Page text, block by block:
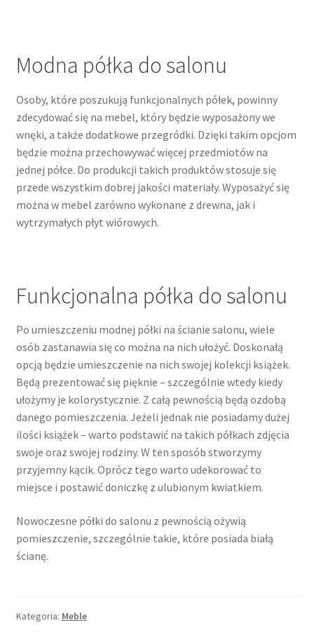
Modna półka do salonu
Osoby, które poszukują funkcjonalnych półek, powinny
zdecydować się na mebel, który będzie wyposażony we
wnęki, a także dodatkowe przegródki. Dzięki takim opcjom
będzie można przechowywać więcej przedmiotów na
jednej półce. Do produkcji takich produktów stosuje się
przede wszystkim dobrej jakości materiały. Wyposażyć się
można w mebel zarówno wykonane z drewna, jak i
wytrzymałych płyt wiórowych.
Funkcjonalna półka do salonu
Po umieszczeniu modnej półki na ścianie salonu, wiele
osób zastanawia się co można na nich ułożyć. Doskonałą
opcją będzie umieszczenie na nich swojej kolekcji książek.
Będą prezentować się pięknie – szczególnie wtedy kiedy
ułożymy je kolorystycznie. Z całą pewnością będą ozdobą
danego pomieszczenia. Jeżeli jednak nie posiadamy dużej
ilości książek – warto podstawić na takich półkach zdjęcia
swoje oraz swojej rodziny. W ten sposób stworzymy
przyjemny kącik. Oprócz tego warto udekorować to
miejsce i postawić doniczkę z ulubionym kwiatkiem.
Nowoczesne półki do salonu z pewnością ożywią
pomieszczenie, szczególnie takie, które posiada białą
ścianę.
Kategoria: Meble